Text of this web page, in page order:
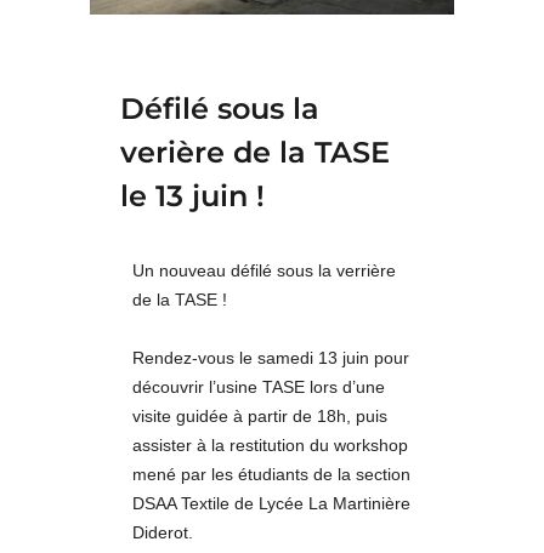
Défilé sous la
verière de la TASE
le 13 juin !
Un nouveau défilé sous la verrière
de la TASE !
Rendez-vous le samedi 13 juin pour
découvrir l’usine TASE lors d’une
visite guidée à partir de 18h, puis
assister à la restitution du workshop
mené par les étudiants de la section
DSAA Textile de Lycée La Martinière
Diderot.